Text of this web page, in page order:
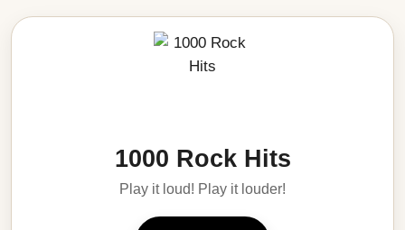
1000 Rock Hits
Play it loud! Play it louder!